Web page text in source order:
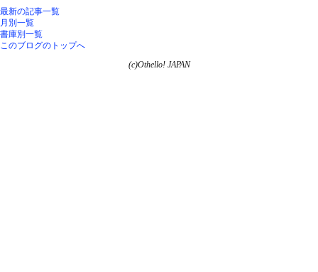
最新の記事一覧
月別一覧
書庫別一覧
このブログのトップへ
(c)Othello! JAPAN